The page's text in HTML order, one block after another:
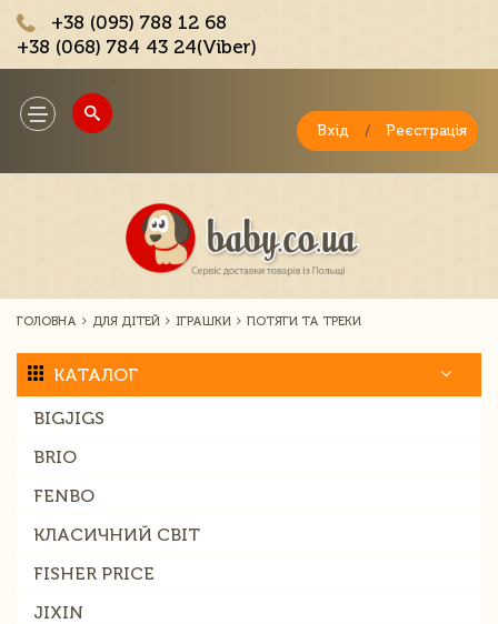
+38 (095) 788 12 68
+38 (068) 784 43 24(Viber)
Toggle
navigation
Вхід / Реєстрація
ГОЛОВНА ДЛЯ ДІТЕЙ ІГРАШКИ ПОТЯГИ ТА ТРЕКИ
КАТАЛОГ
BIGJIGS
BRIO
FENBO
КЛАСИЧНИЙ СВІТ
FISHER PRICE
JIXIN